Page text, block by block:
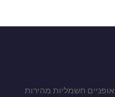
אופניים חשמליות מהירות